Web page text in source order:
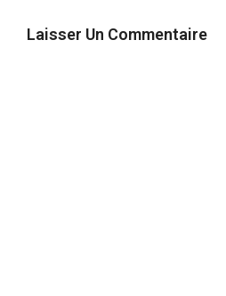
Laisser Un Commentaire